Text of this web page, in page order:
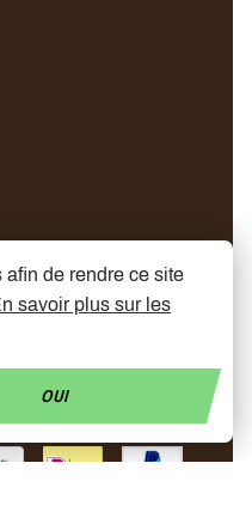
de rendre ce site
savoir plus sur les
OUI